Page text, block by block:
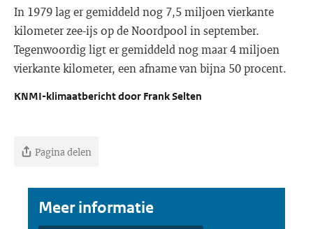
In 1979 lag er gemiddeld nog 7,5 miljoen vierkante
kilometer zee-ijs op de Noordpool in september.
Tegenwoordig ligt er gemiddeld nog maar 4 miljoen
vierkante kilometer, een afname van bijna 50 procent.
KNMI-klimaatbericht door Frank Selten
Pagina delen
Meer informatie